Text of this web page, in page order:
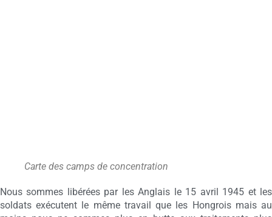
Carte des camps de concentration
Nous sommes libérées par les Anglais le 15 avril 1945 et les
soldats exécutent le même travail que les Hongrois mais au